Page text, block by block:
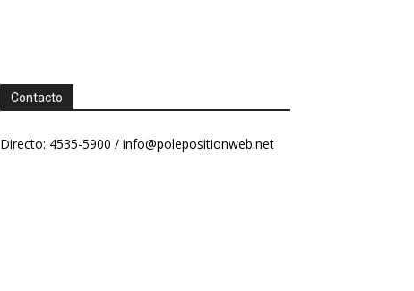
Contacto
Directo: 4535-5900 / info@polepositionweb.net